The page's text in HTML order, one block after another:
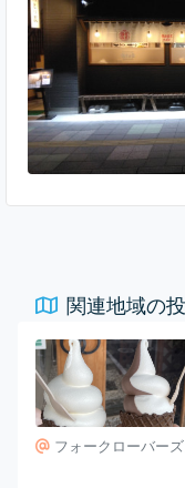
んが初めてではない
関連地域の
フォークローバー